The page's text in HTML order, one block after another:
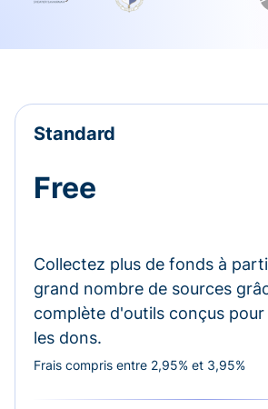
Standard
Free
Collectez plus de fonds à
grand nombre de sources
complète d'outils conçus
les dons.
Frais compris entre 2,95% et 3,95%